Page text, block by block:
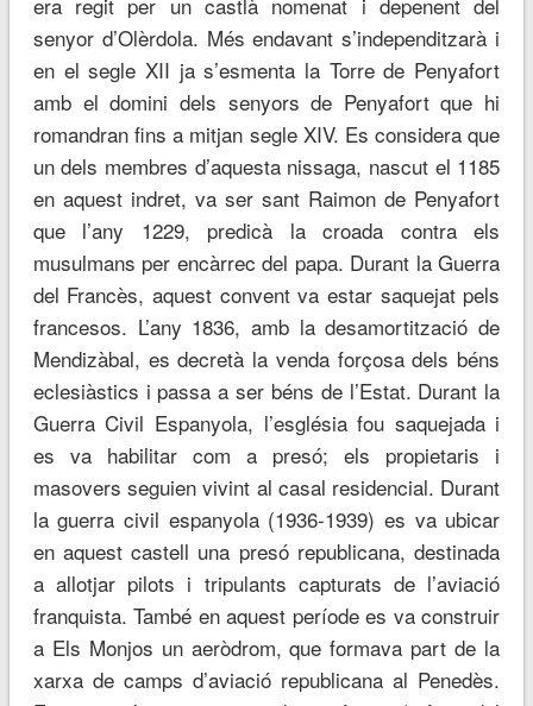
senyor d’Olèrdola. Més endavant s’independitzarà i
en el segle XII ja s’esmenta la Torre de Penyafort
amb el domini dels senyors de Penyafort que hi
romandran fins a mitjan segle XIV. Es considera que
un dels membres d’aquesta nissaga, nascut el 1185
en aquest indret, va ser sant Raimon de Penyafort
que l’any 1229, predicà la croada contra els
musulmans per encàrrec del papa. Durant la Guerra
del Francès, aquest convent va estar saquejat pels
francesos. L’any 1836, amb la desamortització de
Mendizàbal, es decretà la venda forçosa dels béns
eclesiàstics i passa a ser béns de l’Estat. Durant la
Guerra Civil Espanyola, l’església fou saquejada i
es va habilitar com a presó; els propietaris i
masovers seguien vivint al casal residencial. Durant
la guerra civil espanyola (1936-1939) es va ubicar
en aquest castell una presó republicana, destinada
a allotjar pilots i tripulants capturats de l’aviació
franquista. També en aquest període es va construir
a Els Monjos un aeròdrom, que formava part de la
xarxa de camps d’aviació republicana al Penedès.